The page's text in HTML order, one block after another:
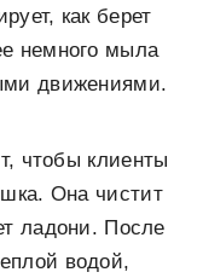
как берет
немного мыла
движениями.
чтобы клиенты
Она чистит
ладони. После
водой,